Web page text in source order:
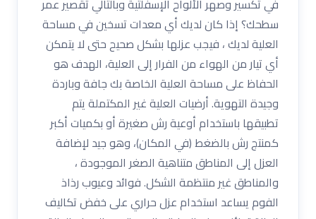
في تكسير وصهر الألواح الإسفلتية وبالتالي تقصير عمر
سطحك؟ إذا كان لديك أي معدات تسخين في مساحة
العلية لديك ، فيجب عزلها بشكل صحيح حتى لا يتمكن
أي تيار من الهواء من الفرار إلى العلية، الهدف هو
الحفاظ على مساحة العلية الخاصة بك جافة وباردة
وجيدة التهوية. أرضيات العلية غير المكتملة يتم
تطبيقها باستخدام أوعية رش صغيرة أو بكميات أكبر
كمنتج رش بالضغط (في المكان)، وهو جيد لإضافة
العزل إلى المناطق متناهية الصغر الموجودة ،
والمناطق غير منتظمة الشكل. فوائد وعيوب رذاذ
الفوم يساعد استخدام عزل حراري على خفض تكاليف